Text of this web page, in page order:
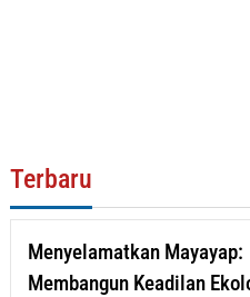
Terbaru
Menyelamatkan Mayayap:
Membangun Keadilan